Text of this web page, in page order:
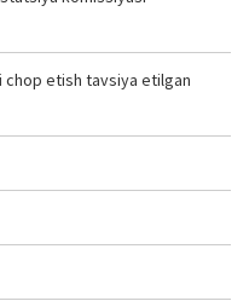
etish tavsiya etilgan